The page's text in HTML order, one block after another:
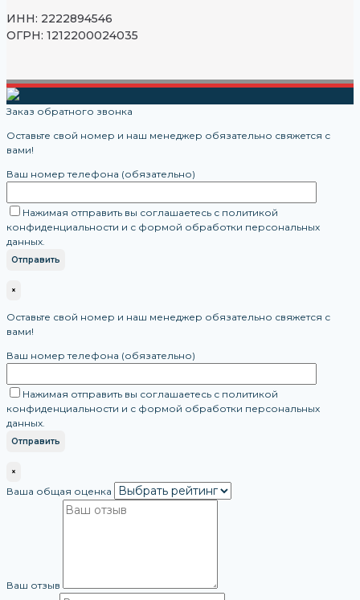
ИНН: 2222894546
ОГРН: 1212200024035
Заказ обратного звонка
Оставьте свой номер и наш менеджер обязательно свяжется с
вами!
Ваш номер телефона (обязательно)
Нажимая отправить вы соглашаетесь с политикой
конфиденциальности и с формой обработки персональных
данных.
×
Оставьте свой номер и наш менеджер обязательно свяжется с
вами!
Ваш номер телефона (обязательно)
Нажимая отправить вы соглашаетесь с политикой
конфиденциальности и с формой обработки персональных
данных.
×
Ваша общая оценка
Ваш отзыв